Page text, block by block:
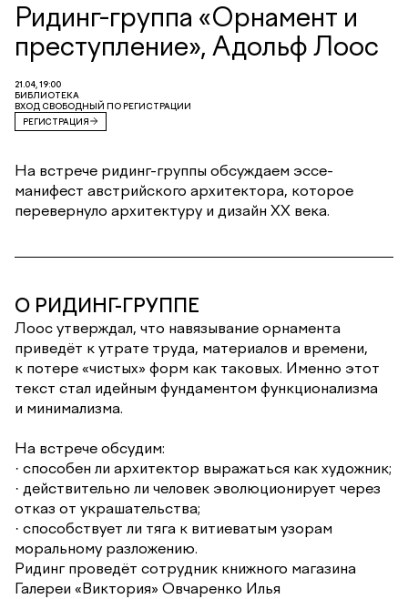
Ридинг-группа «Орнамент и
преступление», Адольф Лоос
21.04, 19:00
БИБЛИОТЕКА
ВХОД СВОБОДНЫЙ ПО РЕГИСТРАЦИИ
РЕГИСТРАЦИЯ
На встрече ридинг-группы обсуждаем эссе-
манифест австрийского архитектора, которое
перевернуло архитектуру и дизайн XX века.
О РИДИНГ-ГРУППЕ
Лоос утверждал, что навязывание орнамента
приведёт к утрате труда, материалов и времени,
к потере «чистых» форм как таковых. Именно этот
текст стал идейным фундаментом функционализма
и минимализма.
На встрече обсудим:
· способен ли архитектор выражаться как художник;
· действительно ли человек эволюционирует через
отказ от украшательства;
· способствует ли тяга к витиеватым узорам
моральному разложению.
Ридинг проведёт сотрудник книжного магазина
Галереи «Виктория» Овчаренко Илья